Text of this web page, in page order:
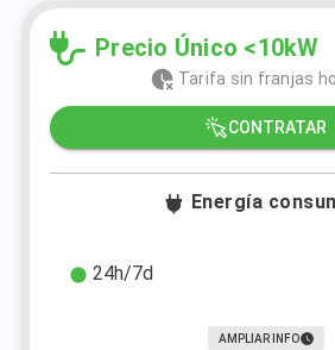
Precio Único <10kW
Tarifa sin franjas
CONTRATAR
Energía
24h/7d
AMPLIAR INFO